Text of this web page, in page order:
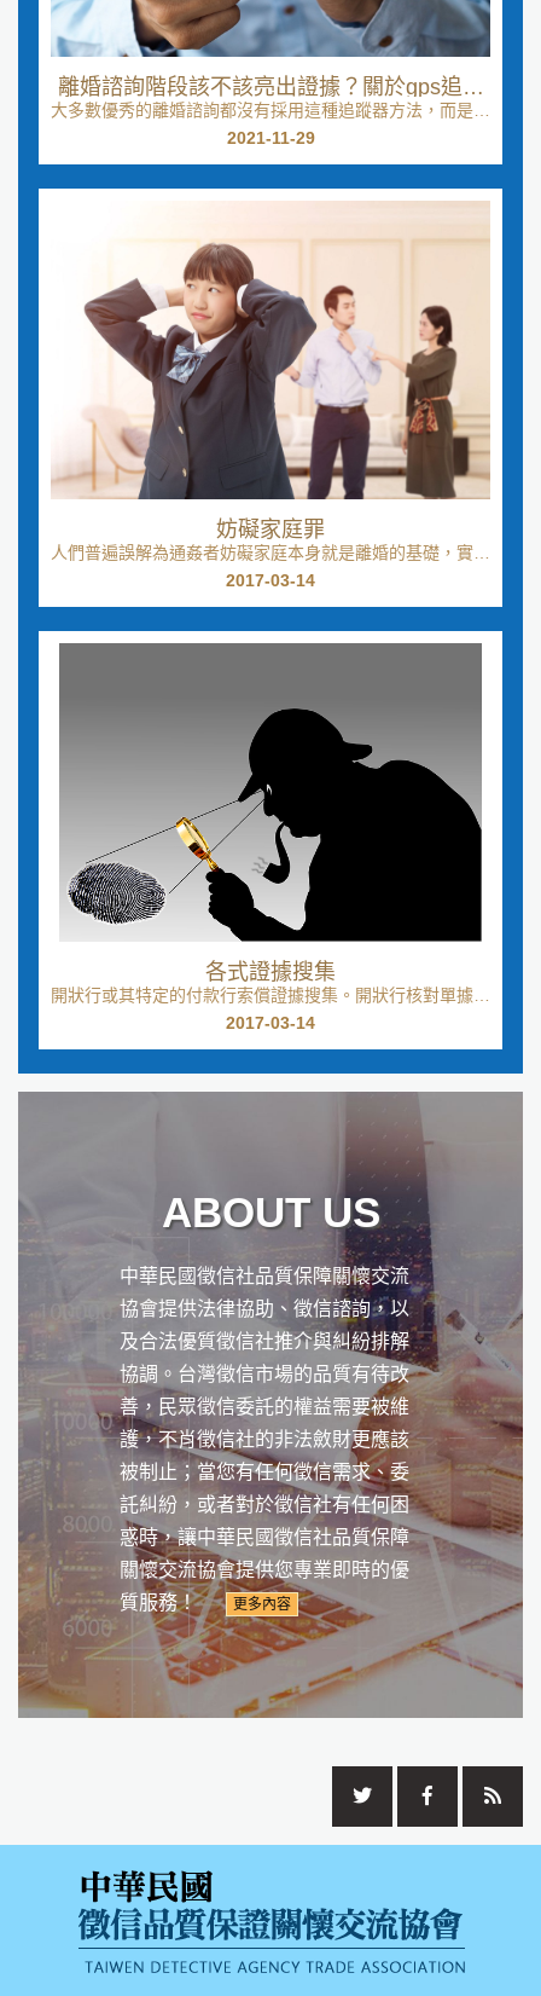
離婚諮詢階段該不該亮出證據？關於gps追蹤
器使用上的合法性
大多數優秀的離婚諮詢都沒有採用這種追蹤器方法，而是將
審判視為萬不得已的做法，因為其他選擇都無法使問題...
2021-11-29
妨礙家庭罪
人們普遍誤解為通姦者妨礙家庭本身就是離婚的基礎，實際
上並非如此。離婚只有一個根據，那就是婚姻破裂得無...
2017-03-14
各式證據搜集
開狀行或其特定的付款行索償證據搜集。開狀行核對單據無
誤後，付款給議付行。開狀行通知開狀人付款贖單。信...
2017-03-14
ABOUT US
中華民國徵信社品質保障關懷交流
協會提供法律協助、徵信諮詢，以
及合法優質徵信社推介與糾紛排解
協調。台灣徵信市場的品質有待改
善，民眾徵信委託的權益需要被維
護，不肖徵信社的非法斂財更應該
被制止；當您有任何徵信需求、委
託糾紛，或者對於徵信社有任何困
惑時，讓中華民國徵信社品質保障
關懷交流協會提供您專業即時的優
質服務！
更多內容